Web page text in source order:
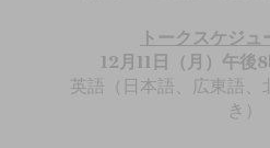
トークスケジ
12月11日（月）午後8
英語（日本語、広東語、
き）